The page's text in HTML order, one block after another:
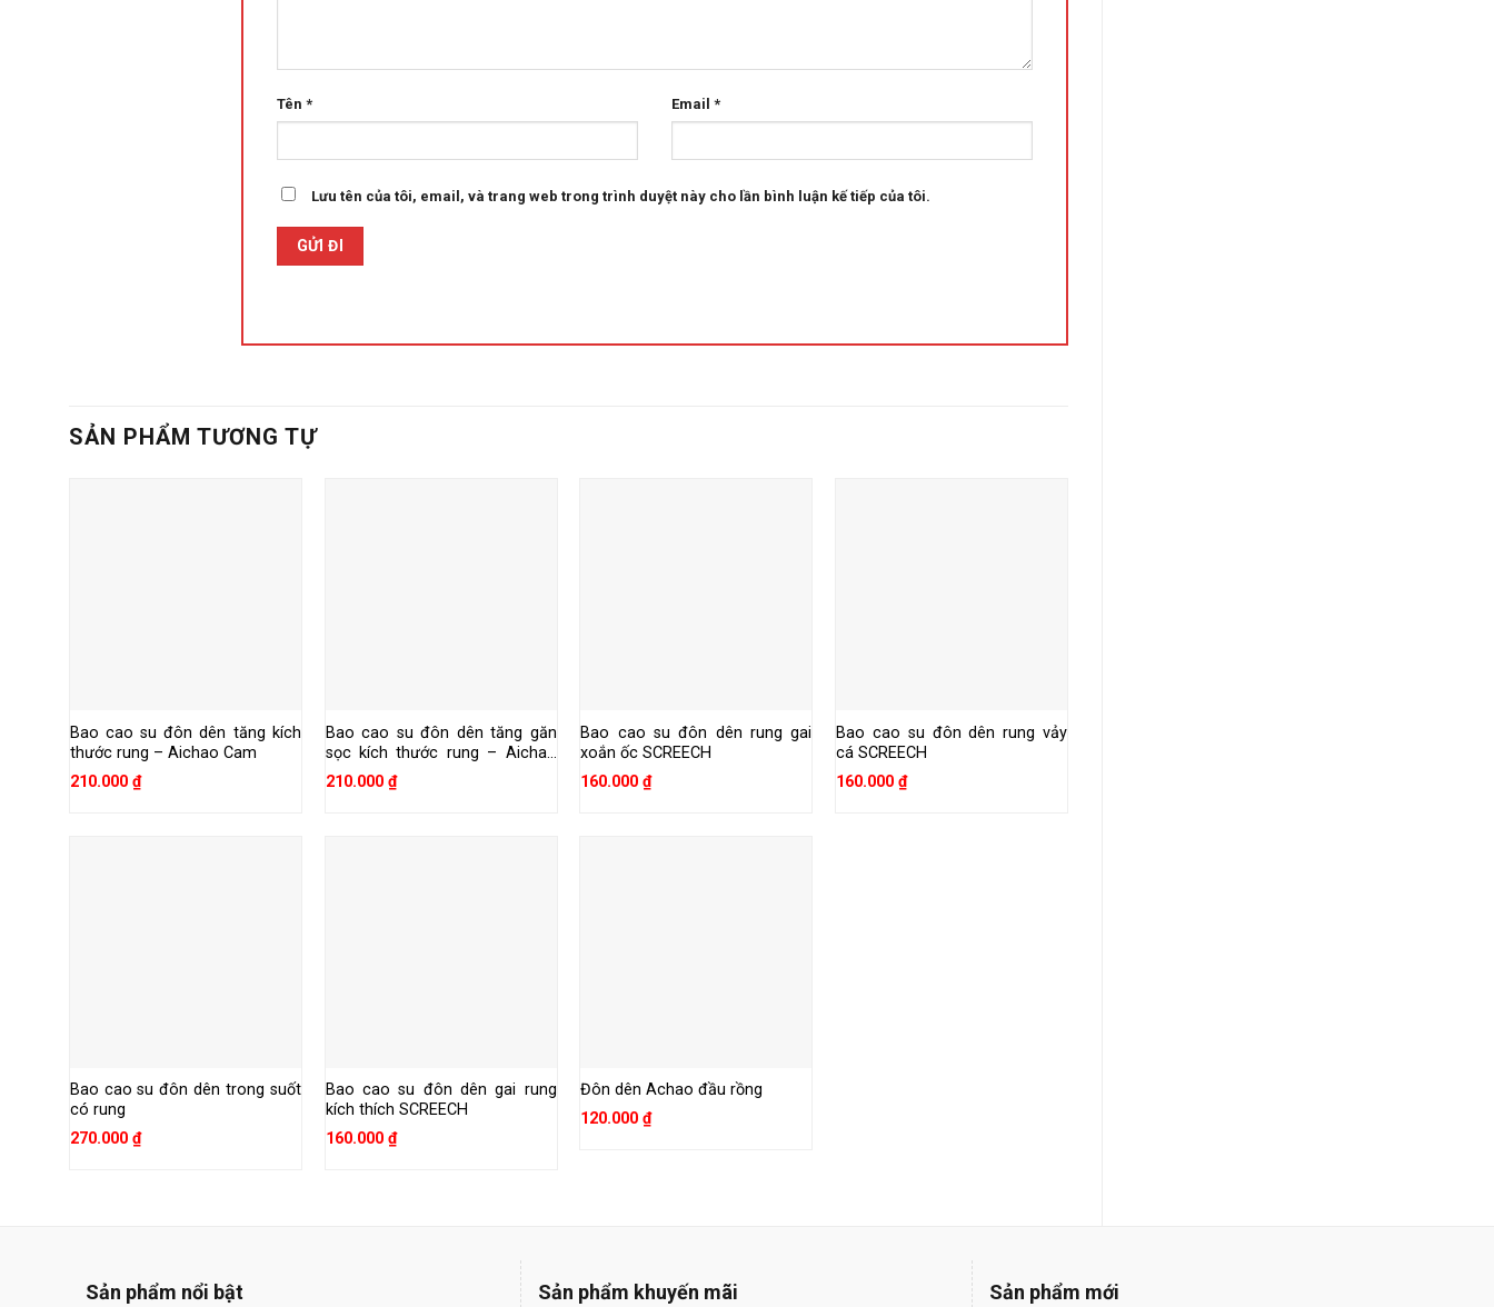
Tên * Email *
Lưu tên của tôi, email, và trang web trong trình duyệt này cho lần bình luận kế tiếp của tôi.
SẢN PHẨM TƯƠNG TỰ
Bao cao su đôn dên tăng kích
thước rung – Aichao Cam
210.000 ₫
Bao cao su đôn dên tăng găn
sọc kích thước rung – Aichao
Hồng
210.000 ₫
Bao cao su đôn dên rung gai
xoắn ốc SCREECH
160.000₫
Bao cao su đôn dên rung vảy
cá SCREECH
160.000₫
Bao cao su đôn dên trong suốt
có rung
270.000 ₫
Bao cao su đôn dên gai rung
kích thích SCREECH
160.000 ₫
Đôn dên Achao đầu rồng
120.000₫
Sản phẩm nổi bật Sản phẩm khuyến mãi Sản phẩm mới